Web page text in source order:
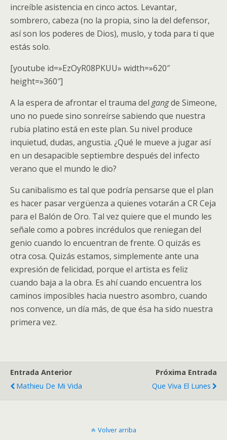
increíble asistencia en cinco actos. Levantar,
sombrero, cabeza (no la propia, sino la del defensor,
así son los poderes de Dios), muslo, y toda para ti que
estás solo.
[youtube id=»EzOyR08PKUU» width=»620″
height=»360″]
A la espera de afrontar el trauma del gangde Simeone,
uno no puede sino sonreírse sabiendo que nuestra
rubia platino está en este plan. Su nivel produce
inquietud, dudas, angustia. ¿Qué le mueve a jugar así
en un desapacible septiembre después del infecto
verano que el mundo le dio?
Su canibalismo es tal que podría pensarse que el plan
es hacer pasar vergüenza a quienes votarán a CR Ceja
para el Balón de Oro. Tal vez quiere que el mundo les
señale como a pobres incrédulos que reniegan del
genio cuando lo encuentran de frente. O quizás es
otra cosa. Quizás estamos, simplemente ante una
expresión de felicidad, porque el artista es feliz
cuando baja a la obra. Es ahí cuando encuentra los
caminos imposibles hacia nuestro asombro, cuando
nos convence, un día más, de que ésa ha sido nuestra
primera vez.
Entrada Anterior
Mathieu De Mi Vida
Próxima Entrada
Que Viva El Lunes
Volver arriba